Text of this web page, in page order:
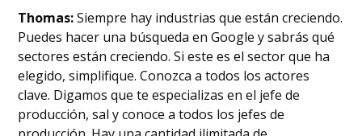
Thomas:Siempre hay industrias que están creciendo.
Puedes hacer una búsqueda en Google y sabrás qué
sectores están creciendo. Si este es el sector que ha
elegido, simplifique. Conozca a todos los actores
clave. Digamos que te especializas en el jefe de
producción, sal y conoce a todos los jefes de